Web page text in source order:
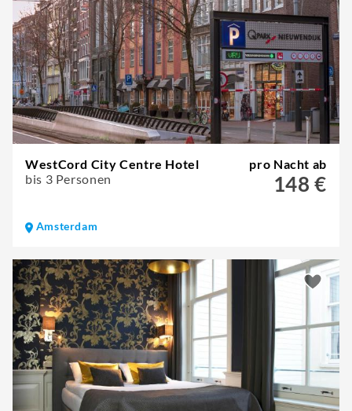
WestCord City Centre Hotel
bis 3 Personen
pro Nacht ab
148 €
Amsterdam